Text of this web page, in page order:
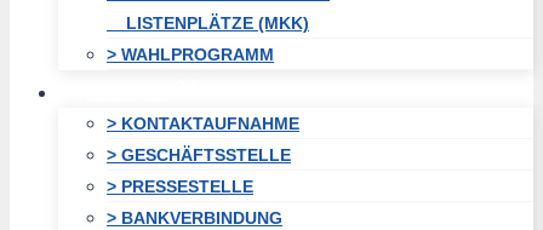
LISTENPLÄTZE (MKK)
> WAHLPROGRAMM
> KONTAKTAUFNAHME
> GESCHÄFTSSTELLE
> PRESSESTELLE
> BANKVERBINDUNG